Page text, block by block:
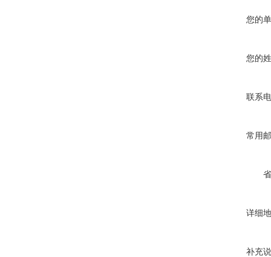
您的
您的
联系
常用
详细
补充